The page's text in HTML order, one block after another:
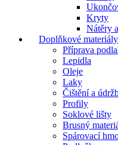
Kryty
Nátěry
Doplňkové materiály
Příprava
Lepidla
Oleje
Laky
Čištění a
Profily
Soklové lišty
Brusný
Spárovací